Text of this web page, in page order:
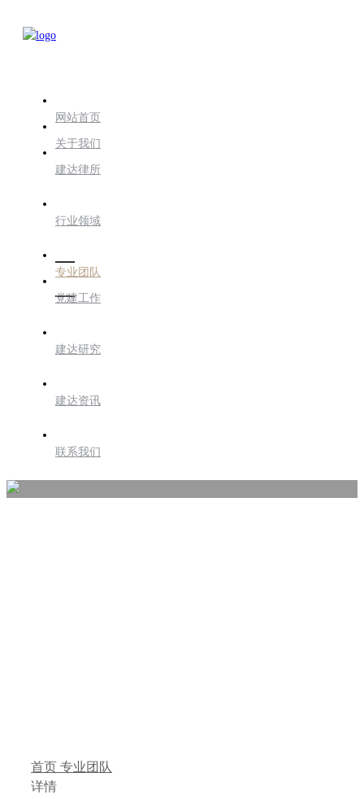
网站首页
关于我们
建达律所
行业领域
专业团队
党建工作
建达研究
建达资讯
联系我们
首页 专业团队
详情